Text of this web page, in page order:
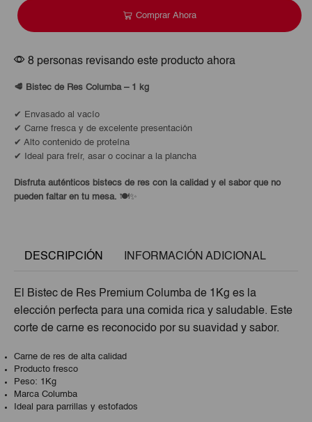
Comprar Ahora
8 personas revisando este producto ahora
🥩 Bistec de Res Columba – 1 kg
✔ Envasado al vacío
✔ Carne fresca y de excelente presentación
✔ Alto contenido de proteína
✔ Ideal para freír, asar o cocinar a la plancha
Disfruta auténticos bistecs de res con la calidad y el sabor que no
pueden faltar en tu mesa. 🍽️✨
DESCRIPCIÓN INFORMACIÓN ADICIONAL
El Bistec de Res Premium Columba de 1Kg es la
elección perfecta para una comida rica y saludable. Este
corte de carne es reconocido por su suavidad y sabor.
Carne de res de alta calidad
Producto fresco
Peso: 1Kg
Marca Columba
Ideal para parrillas y estofados